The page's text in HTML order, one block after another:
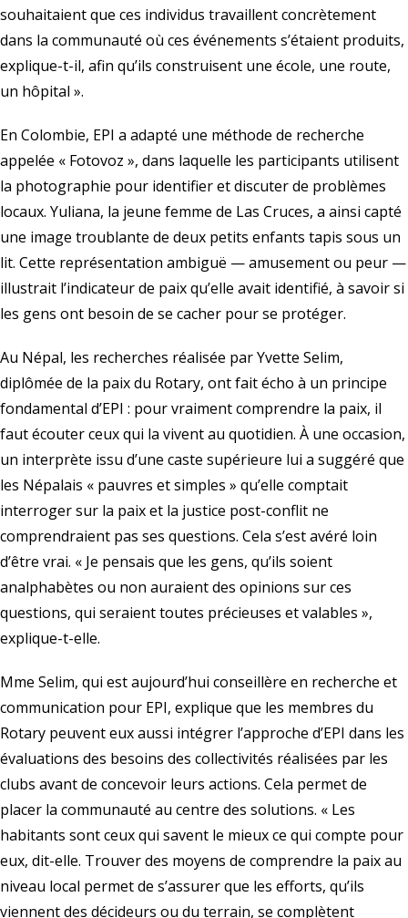
souhaitaient que ces individus travaillent concrètement
dans la communauté où ces événements s’étaient produits,
explique-t-il, afin qu’ils construisent une école, une route,
un hôpital ».
En Colombie, EPI a adapté une méthode de recherche
appelée « Fotovoz », dans laquelle les participants utilisent
la photographie pour identifier et discuter de problèmes
locaux. Yuliana, la jeune femme de Las Cruces, a ainsi capté
une image troublante de deux petits enfants tapis sous un
lit. Cette représentation ambiguë — amusement ou peur —
illustrait l’indicateur de paix qu’elle avait identifié, à savoir si
les gens ont besoin de se cacher pour se protéger.
Au Népal, les recherches réalisée par Yvette Selim,
diplômée de la paix du Rotary, ont fait écho à un principe
fondamental d’EPI : pour vraiment comprendre la paix, il
faut écouter ceux qui la vivent au quotidien. À une occasion,
un interprète issu d’une caste supérieure lui a suggéré que
les Népalais « pauvres et simples » qu’elle comptait
interroger sur la paix et la justice post-conflit ne
comprendraient pas ses questions. Cela s’est avéré loin
d’être vrai. « Je pensais que les gens, qu’ils soient
analphabètes ou non auraient des opinions sur ces
questions, qui seraient toutes précieuses et valables »,
explique-t-elle.
Mme Selim, qui est aujourd’hui conseillère en recherche et
communication pour EPI, explique que les membres du
Rotary peuvent eux aussi intégrer l’approche d’EPI dans les
évaluations des besoins des collectivités réalisées par les
clubs avant de concevoir leurs actions. Cela permet de
placer la communauté au centre des solutions. « Les
habitants sont ceux qui savent le mieux ce qui compte pour
eux, dit-elle. Trouver des moyens de comprendre la paix au
niveau local permet de s’assurer que les efforts, qu’ils
viennent des décideurs ou du terrain, se complètent